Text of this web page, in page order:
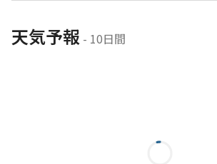
天気予報 - 10日間